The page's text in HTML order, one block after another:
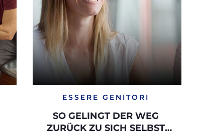
ESSERE GENITORI
SO GELINGT DER WEG
ZURÜCK ZU SICH SELBST